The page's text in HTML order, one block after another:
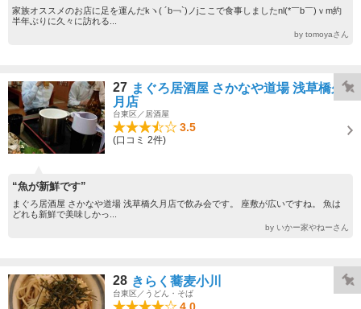
家族オススメのお店に足を運んだkヽ( ´b￢`)ノjここで食事しましたnl(*￣b￣)ｖm約
半年ぶりに久々に訪れる...
by tomoyaさん
27 まぐろ居酒屋 さかなや道場 浅草橋久
月店
台東区／居酒屋
3.5
(口コミ 2件)
“魚が新鮮です”
まぐろ居酒屋 さかなや道場 浅草橋久月店で飲み会です。 座敷が広いですね。 魚は
どれも新鮮で美味しかっ...
by いかー家やねーさん
28 きらく蕎麦小川
台東区／うどん・そば
4.0